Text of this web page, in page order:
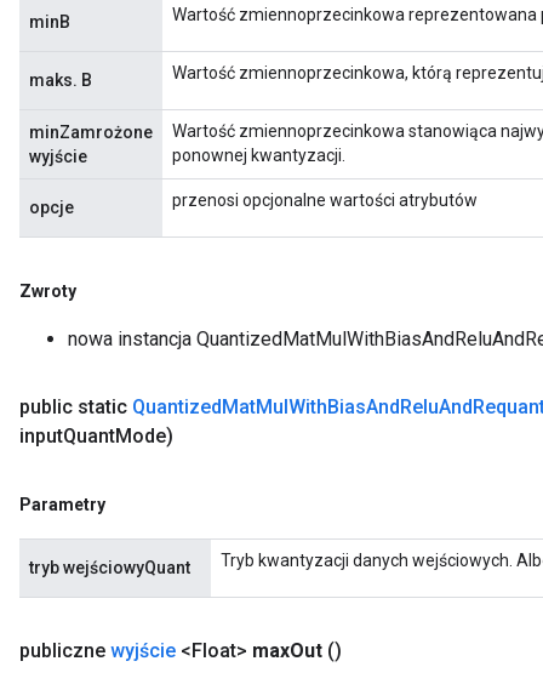
minB Wartość zmiennoprzecinkowa reprezentowana
maks. B Wartość zmiennoprzecinkowa, którą
minZamrożone
wyjście
Wartość zmiennoprzecinkowa stanowiąca
ponownej kwantyzacji.
opcje przenosi opcjonalne wartości atrybutów
Zwroty
nowa instancja
public static QuantizedMatMulWithBiasAndReluAnd
inputQuantMode)
Parametry
tryb wejściowyQuant Tryb kwantyzacji danych wejściowych.
publiczne wyjście <Float> maxOut ()